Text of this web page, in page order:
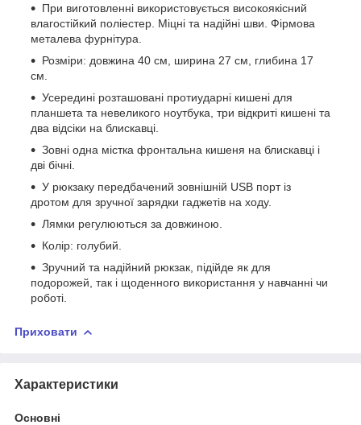
При виготовленні використовується високоякісний
влагостійкий поліестер. Міцні та надійні шви. Фірмова
металева фурнітура.
Розміри: довжина 40 см, ширина 27 см, глибина 17
см.
Усередині розташовані протиударні кишені для
планшета та невеликого ноутбука, три відкриті кишені та
два відсіки на блискавці.
Зовні одна містка фронтальна кишеня на блискавці і
дві бічні.
У рюкзаку передбачений зовнішній USB порт із
дротом для зручної зарядки гаджетів на ходу.
Лямки регулюються за довжиною.
Колір: голубий.
Зручний та надійний рюкзак, підійде як для
подорожей, так і щоденного використання у навчанні чи
роботі.
Приховати
Характеристики
Основні